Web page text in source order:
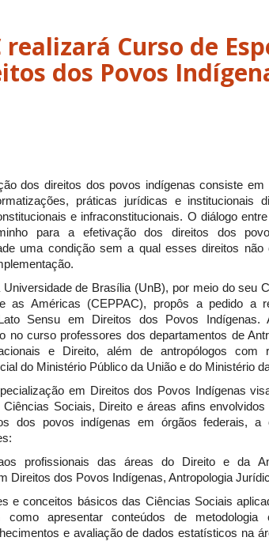
realizará Curso de
dos Povos
dos direitos dos povos indígenas consiste
práticas jurídicas e institucionais
e infraconstitucionais. O diálogo
para a efetivação dos direitos dos
uma condição sem a qual esses direitos não
de Brasília (UnB), por meio do seu
as Américas (CEPPAC), propôs a pedido a
Sensu em Direitos dos Povos Indígenas.
no curso professores dos departamentos de
e Direito, além de antropólogos com
do Ministério Público da União e do Ministério
em Direitos dos Povos Indígenas
Ciências Sociais, Direito e áreas afins
dos povos indígenas em órgãos federais, a
profissionais das áreas do Direito e da
Direitos dos Povos Indígenas, Antropologia
e conceitos básicos das Ciências Sociais
como apresentar conteúdos de metodologia
e avaliação de dados estatísticos na